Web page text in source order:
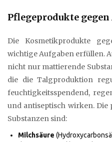
Pflegeprodukte
Die Kosmetikprodukte
wichtige Aufgaben erfüllen.
nicht nur mattierende
die die Talgproduktion
feuchtigkeitsspendend,
und antiseptisch wirken.
Substanzen sind:
Milchsäure